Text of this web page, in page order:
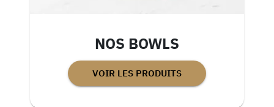
NOS BOWLS
VOIR LES PRODUITS